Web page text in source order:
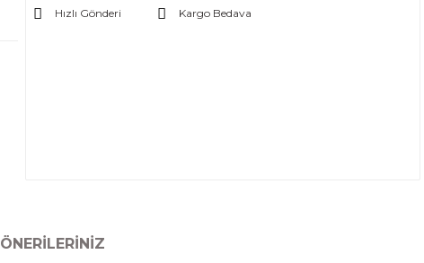
Hızlı Gönderi Kargo Bedava
ÖNERILERINIZ